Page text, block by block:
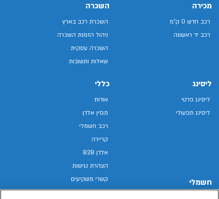
מכירה
רכב חדש 0 ק"מ
רכב יד ראשונה
השכרה
השכרת רכב בארץ
ניהול הזמנת השכרה
השכרה עסקית
שאלות ותשובות
ליסינג
ליסינג פרטי
ליסינג תפעולי
חשמלי
כללי
אודות
מגזין אלדן
רכב חשמלי
קריירה
אלדן B2B
הצהרת נגישות
קשרי משקיעים
מפת האתר